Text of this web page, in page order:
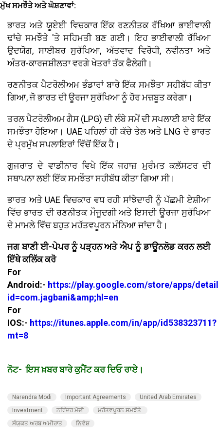
ਮੁੱਖ ਸਮਝੌਤੇ ਅਤੇ ਘੋਸ਼ਣਾਵਾਂ:
ਭਾਰਤ ਅਤੇ ਯੂਏਈ ਵਿਚਕਾਰ ਇੱਕ ਰਣਨੀਤਕ ਰੱਖਿਆ ਭਾਈਵਾਲੀ
ਢਾਂਚੇ ਸਮਝੌਤੇ 'ਤੇ ਸਹਿਮਤੀ ਬਣ ਗਈ। ਇਹ ਭਾਈਵਾਲੀ ਰੱਖਿਆ
ਉਦਯੋਗ, ਸਾਈਬਰ ਸੁਰੱਖਿਆ, ਅੱਤਵਾਦ ਵਿਰੋਧੀ, ਨਵੀਨਤਾ ਅਤੇ
ਅੰਤਰ-ਕਾਰਜਸ਼ੀਲਤਾ ਵਰਗੇ ਖੇਤਰਾਂ ਤੱਕ ਫੈਲੇਗੀ।
ਰਣਨੀਤਕ ਪੈਟਰੋਲੀਅਮ ਭੰਡਾਰਾਂ ਬਾਰੇ ਇੱਕ ਸਮਝੌਤਾ ਸਹੀਬੱਧ ਕੀਤਾ
ਗਿਆ, ਜੋ ਭਾਰਤ ਦੀ ਊਰਜਾ ਸੁਰੱਖਿਆ ਨੂੰ ਹੋਰ ਮਜ਼ਬੂਤ ​​ਕਰੇਗਾ।
ਤਰਲ ਪੈਟਰੋਲੀਅਮ ਗੈਸ (LPG) ਦੀ ਲੰਬੇ ਸਮੇਂ ਦੀ ਸਪਲਾਈ ਬਾਰੇ ਇੱਕ
ਸਮਝੌਤਾ ਹੋਇਆ। UAE ਪਹਿਲਾਂ ਹੀ ਕੱਚੇ ਤੇਲ ਅਤੇ LNG ਦੇ ਭਾਰਤ
ਦੇ ਪ੍ਰਮੁੱਖ ਸਪਲਾਇਰਾਂ ਵਿੱਚੋਂ ਇੱਕ ਹੈ।
ਗੁਜਰਾਤ ਦੇ ਵਾਡੀਨਾਰ ਵਿਖੇ ਇੱਕ ਜਹਾਜ਼ ਮੁਰੰਮਤ ਕਲੱਸਟਰ ਦੀ
ਸਥਾਪਨਾ ਲਈ ਇੱਕ ਸਮਝੌਤਾ ਸਹੀਬੱਧ ਕੀਤਾ ਗਿਆ ਸੀ।
ਭਾਰਤ ਅਤੇ UAE ਵਿਚਕਾਰ ਵਧ ਰਹੀ ਸਾਂਝੇਦਾਰੀ ਨੂੰ ਪੱਛਮੀ ਏਸ਼ੀਆ
ਵਿੱਚ ਭਾਰਤ ਦੀ ਰਣਨੀਤਕ ਮੌਜੂਦਗੀ ਅਤੇ ਇਸਦੀ ਊਰਜਾ ਸੁਰੱਖਿਆ
ਦੇ ਮਾਮਲੇ ਵਿੱਚ ਬਹੁਤ ਮਹੱਤਵਪੂਰਨ ਮੰਨਿਆ ਜਾਂਦਾ ਹੈ।
ਜਗ ਬਾਣੀ ਈ-ਪੇਪਰ ਨੂੰ ਪੜ੍ਹਨ ਅਤੇ ਐਪ ਨੂੰ ਡਾਊਨਲੋਡ ਕਰਨ ਲਈ
ਇੱਥੇ ਕਲਿੱਕ ਕਰੋ
For
Android:- https://play.google.com/store/apps/
id=com.jagbani&amp;hl=en
For
IOS:- https://itunes.apple.com/in/app/id538323711?
mt=8
ਨੋਟ- ਇਸ ਖ਼ਬਰ ਬਾਰੇ ਕੁਮੈਂਟ ਕਰ ਦਿਓ ਰਾਏ।
Narendra Modi Important Agreements
United Arab Emirates
Investment
ਨਰਿੰਦਰ ਮੋਦੀ
ਮਹੱਤਵਪੂਰਨ ਸਮਝੌਤੇ
ਸੰਯੁਕਤ ਅਰਬ ਅਮੀਰਾਤ
ਨਿਵੇਸ਼